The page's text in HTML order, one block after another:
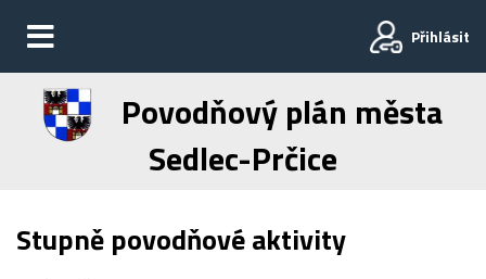
Přihlásit
Povodňový plán města
Sedlec-Prčice
Stupně povodňové aktivity